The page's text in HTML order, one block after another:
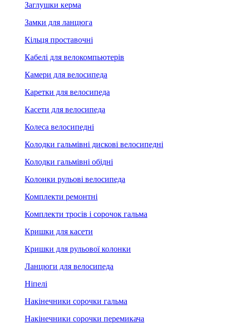
Заглушки керма
Замки для ланцюга
Кільця проставочні
Кабелі для велокомпьютерів
Камери для велосипеда
Каретки для велосипеда
Касети для велосипеда
Колеса велосипедні
Колодки гальмівні дискові велосипедні
Колодки гальмівні обідні
Колонки рульові велосипеда
Комплекти ремонтні
Комплекти тросів і сорочок гальма
Кришки для касети
Кришки для рульової колонки
Ланцюги для велосипеда
Ніпелі
Накінечники сорочки гальма
Накінечники сорочки перемикача